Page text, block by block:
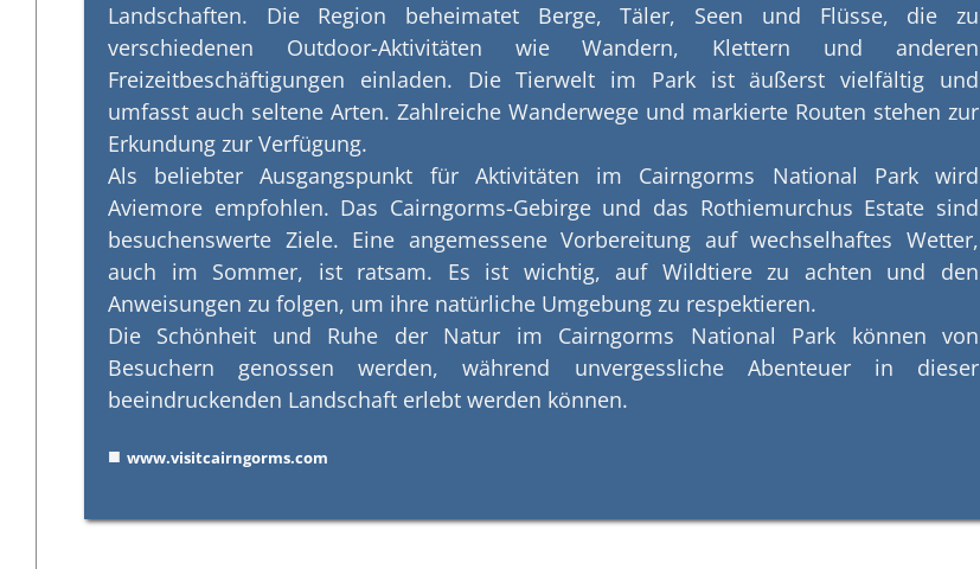
Landschaften. Die Region beheimatet Berge, Täler, Seen und Flüsse, die zu
verschiedenen Outdoor-Aktivitäten wie Wandern, Klettern und anderen
Freizeitbeschäftigungen einladen. Die Tierwelt im Park ist äußerst vielfältig und
umfasst auch seltene Arten. Zahlreiche Wanderwege und markierte Routen stehen zur
Erkundung zur Verfügung.
Als beliebter Ausgangspunkt für Aktivitäten im Cairngorms National Park wird
Aviemore empfohlen. Das Cairngorms-Gebirge und das Rothiemurchus Estate sind
besuchenswerte Ziele. Eine angemessene Vorbereitung auf wechselhaftes Wetter,
auch im Sommer, ist ratsam. Es ist wichtig, auf Wildtiere zu achten und den
Anweisungen zu folgen, um ihre natürliche Umgebung zu respektieren.
Die Schönheit und Ruhe der Natur im Cairngorms National Park können von
Besuchern genossen werden, während unvergessliche Abenteuer in dieser
beeindruckenden Landschaft erlebt werden können.
■ www.visitcairngorms.com